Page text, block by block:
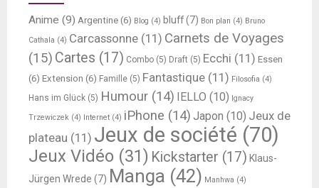
Anime (9) Argentine (6) Blog (4) bluff(7) Bon plan (4) Bruno
Cathala (4) Carcassonne (11) Carnets de Voyages
(15) Cartes (17) Combo (5) Draft (5) Ecchi (11) Essen
(6) Extension (6) Famille (5) Fantastique (11) Filosofia (4)
Hans im Glück (5) Humour (14) IELLO (10) Ignacy
Trzewiczek (4) Internet (4) iPhone (14) Japon (10) Jeux de
plateau (11) Jeux de société (70)
Jeux Vidéo (31) Kickstarter (17) Klaus-
Jürgen Wrede (7) Manga (42) Manhwa (4)